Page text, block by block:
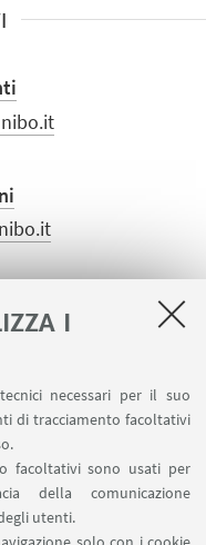
I
necessari per il suo
di tracciamento facoltativi
facoltativi sono usati per
della comunicazione
utenti.
SU: